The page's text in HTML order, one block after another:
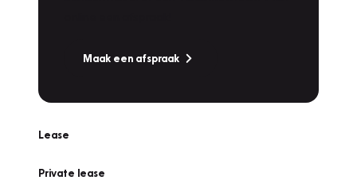
Maak een afspraak
Lease
Private lease